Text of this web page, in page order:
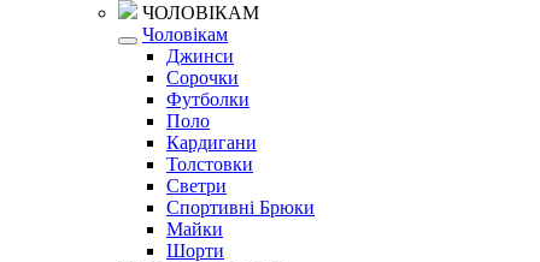
ЧОЛОВІКАМ
Чоловікам
Джинси
Сорочки
Футболки
Поло
Кардигани
Толстовки
Светри
Спортивні Брюки
Майки
Шорти